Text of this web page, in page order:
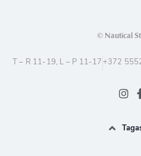
© Nautical
T – R 11-19, L – P 11-17 +372